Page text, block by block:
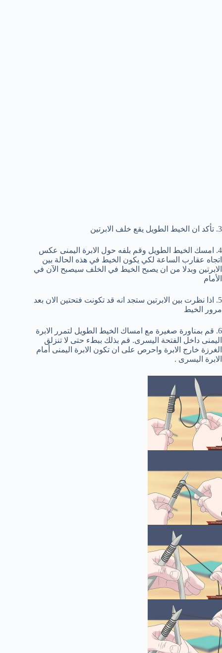
3. تأكد ان الخيط الطويل يقع خلف الابرتين
4. امسك الخيط الطويل وقم بلفه حول الابرة اليمنى عكس
اتجاه عقارب الساعة لكي يكون الخيط في هذه الحالة بين
الابرتين وبدلا من ان يصبح الخيط في الخلف سيصبح الآن في
الأمام
5. اذا نظرت بين الابرتين ستجد انه قد تكونت فتحتين الان بعد
مرور الخيط
6. قم بمناورة صغيرة مع امساك الخيط الطويل لتمرر الابرة
اليمنى داخل الفتحة اليسرى. قم بذلك ببطء حتى لا تنزلق
الغرزة خارج الابرة واحرص على ان تكون الابرة اليمنى أمام
الابرة اليسرى .